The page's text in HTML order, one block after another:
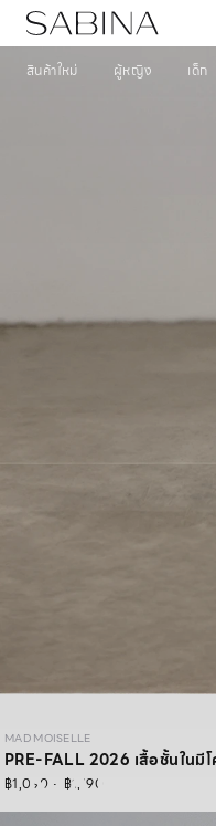
สินค้าใหม่ ผู้หญิง เด็ก
MAD
MAD MOISELLE
PRE-FALL 2026 เสื้อชั้นในมี
฿1,090 - ฿1,190